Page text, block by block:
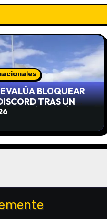
BLOQUEAR
TRAS UN
AL PAÍS